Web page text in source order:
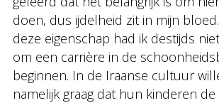
doen, dus ijdelheid zit in mijn
deze eigenschap had ik destijds
om een carrière in de
beginnen. In de Iraanse cultuur
namelijk graag dat hun kinderen